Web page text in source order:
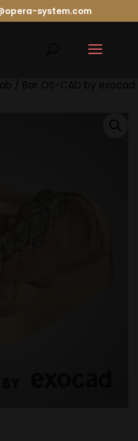
system.com
/ Bar OS-CAD by exocad